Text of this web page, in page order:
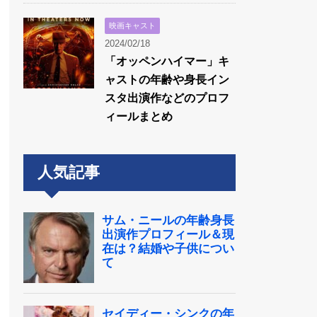
映画キャスト
2024/02/18
「オッペンハイマー」キ
ャストの年齢や身長イン
スタ出演作などのプロフ
ィールまとめ
人気記事